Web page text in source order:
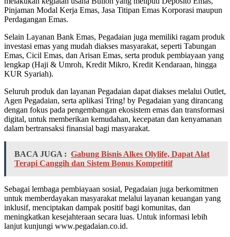
Pinjaman Modal Kerja Emas, Jasa Titipan Emas Korporasi maupun
Perdagangan Emas.
Selain Layanan Bank Emas, Pegadaian juga memiliki ragam produk
investasi emas yang mudah diakses masyarakat, seperti Tabungan
Emas, Cicil Emas, dan Arisan Emas, serta produk pembiayaan yang
lengkap (Haji & Umroh, Kredit Mikro, Kredit Kendaraan, hingga
KUR Syariah).
Seluruh produk dan layanan Pegadaian dapat diakses melalui Outlet,
Agen Pegadaian, serta aplikasi Tring! by Pegadaian yang dirancang
dengan fokus pada pengembangan ekosistem emas dan transformasi
digital, untuk memberikan kemudahan, kecepatan dan kenyamanan
dalam bertransaksi finansial bagi masyarakat.
BACA JUGA : Gabung Bisnis Alkes Olylife, Dapat Alat
Terapi Canggih dan Sistem Bonus Kompetitif
Sebagai lembaga pembiayaan sosial, Pegadaian juga berkomitmen
untuk memberdayakan masyarakat melalui layanan keuangan yang
inklusif, menciptakan dampak positif bagi komunitas, dan
meningkatkan kesejahteraan secara luas. Untuk informasi lebih
lanjut kunjungi www.pegadaian.co.id.